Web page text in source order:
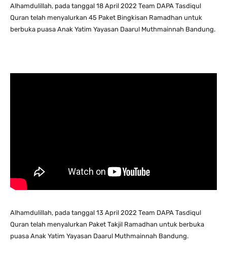
Alhamdulillah, pada tanggal 18 April 2022 Team DAPA Tasdiqul
Quran telah menyalurkan 45 Paket Bingkisan Ramadhan untuk
berbuka puasa Anak Yatim Yayasan Daarul Muthmainnah Bandung.
Alhamdulillah, pada tanggal 13 April 2022 Team DAPA Tasdiqul
Quran telah menyalurkan Paket Takjil Ramadhan untuk berbuka
puasa Anak Yatim Yayasan Daarul Muthmainnah Bandung.